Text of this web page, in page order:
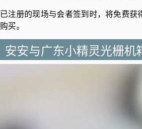
已注册的现场与会者签到时，将免费
购买。
安安与广东小精灵光栅机